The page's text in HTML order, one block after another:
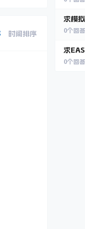
时间排序
求模
0个回答
求
0个回答